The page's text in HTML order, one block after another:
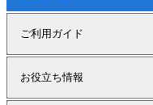
ご利用ガイド
お役立ち情報